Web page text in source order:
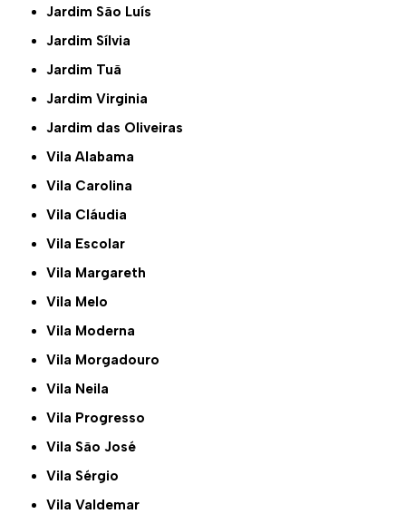
Jardim São Luís
Jardim Sílvia
Jardim Tuã
Jardim Virginia
Jardim das Oliveiras
Vila Alabama
Vila Carolina
Vila Cláudia
Vila Escolar
Vila Margareth
Vila Melo
Vila Moderna
Vila Morgadouro
Vila Neila
Vila Progresso
Vila São José
Vila Sérgio
Vila Valdemar